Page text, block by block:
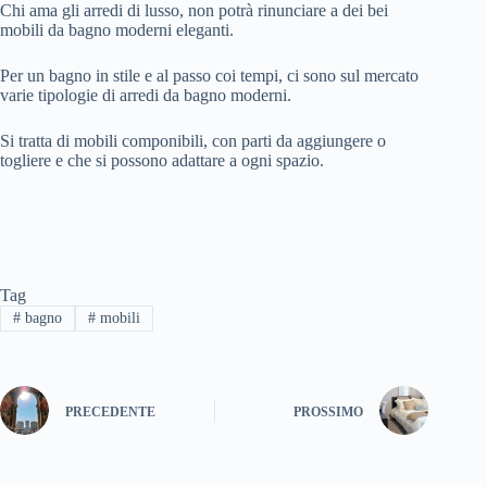
Chi ama gli arredi di lusso, non potrà rinunciare a dei bei
mobili da bagno moderni eleganti.
Per un bagno in stile e al passo coi tempi, ci sono sul mercato
varie tipologie di arredi da bagno moderni.
Si tratta di mobili componibili, con parti da aggiungere o
togliere e che si possono adattare a ogni spazio.
Tag
#bagno #mobili
PRECEDENTE PROSSIMO